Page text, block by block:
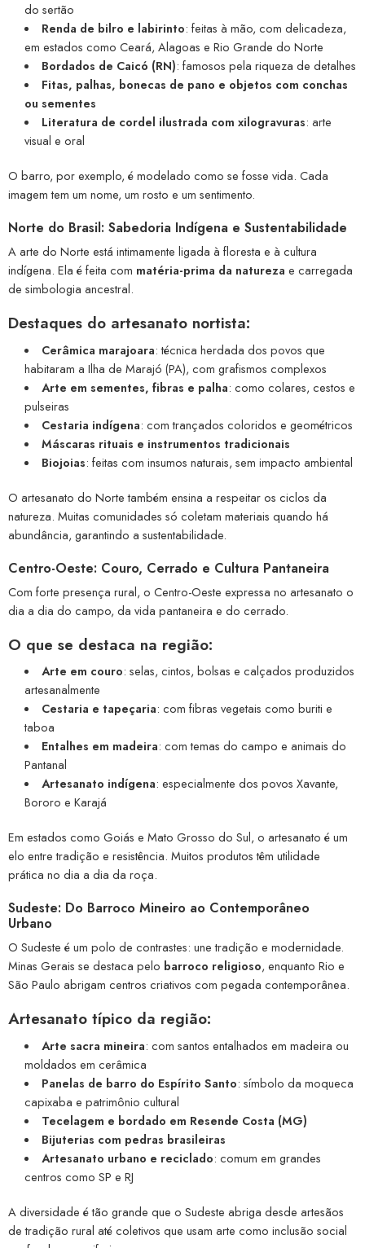
do sertão
Renda de bilro e labirinto: feitas à mão, com delicadeza,
em estados como Ceará, Alagoas e Rio Grande do Norte
Bordados de Caicó (RN): famosos pela riqueza de detalhes
Fitas, palhas, bonecas de pano e objetos com conchas
ou sementes
Literatura de cordel ilustrada com xilogravuras: arte
visual e oral
O barro, por exemplo, é modelado como se fosse vida. Cada
imagem tem um nome, um rosto e um sentimento.
Norte do Brasil: Sabedoria Indígena e Sustentabilidade
A arte do Norte está intimamente ligada à floresta e à cultura
indígena. Ela é feita com matéria-prima da natureza e carregada
de simbologia ancestral.
Destaques do artesanato nortista:
Cerâmica marajoara: técnica herdada dos povos que
habitaram a Ilha de Marajó (PA), com grafismos complexos
Arte em sementes, fibras e palha: como colares, cestos e
pulseiras
Cestaria indígena: com trançados coloridos e geométricos
Máscaras rituais e instrumentos tradicionais
Biojoias: feitas com insumos naturais, sem impacto ambiental
O artesanato do Norte também ensina a respeitar os ciclos da
natureza. Muitas comunidades só coletam materiais quando há
abundância, garantindo a sustentabilidade.
Centro-Oeste: Couro, Cerrado e Cultura Pantaneira
Com forte presença rural, o Centro-Oeste expressa no artesanato o
dia a dia do campo, da vida pantaneira e do cerrado.
O que se destaca na região:
Arte em couro: selas, cintos, bolsas e calçados produzidos
artesanalmente
Cestaria e tapeçaria: com fibras vegetais como buriti e
taboa
Entalhes em madeira: com temas do campo e animais do
Pantanal
Artesanato indígena: especialmente dos povos Xavante,
Bororo e Karajá
Em estados como Goiás e Mato Grosso do Sul, o artesanato é um
elo entre tradição e resistência. Muitos produtos têm utilidade
prática no dia a dia da roça.
Sudeste: Do Barroco Mineiro ao Contemporâneo
Urbano
O Sudeste é um polo de contrastes: une tradição e modernidade.
Minas Gerais se destaca pelo barroco religioso, enquanto Rio e
São Paulo abrigam centros criativos com pegada contemporânea.
Artesanato típico da região:
Arte sacra mineira: com santos entalhados em madeira ou
moldados em cerâmica
Panelas de barro do Espírito Santo: símbolo da moqueca
capixaba e patrimônio cultural
Tecelagem e bordado em Resende Costa (MG)
Bijuterias com pedras brasileiras
Artesanato urbano e reciclado: comum em grandes
centros como SP e RJ
A diversidade é tão grande que o Sudeste abriga desde artesãos
de tradição rural até coletivos que usam arte como inclusão social